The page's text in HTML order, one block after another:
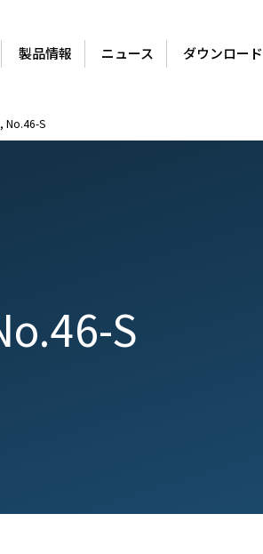
製品情報 ニュース ダウンロード
No.46-S
S